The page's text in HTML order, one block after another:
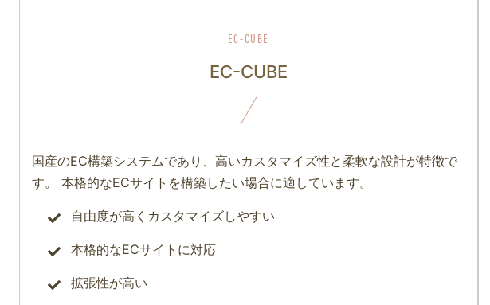
EC-CUBE
国産のEC構築システムであり、高いカスタマイズ性と柔軟な設計が特徴で
す。 本格的なECサイトを構築したい場合に適しています。
自由度が高くカスタマイズしやすい
本格的なECサイトに対応
拡張性が高い